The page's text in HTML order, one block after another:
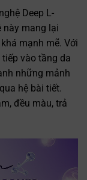
Deep L-
này mang lại
mạnh mẽ. Với
vào tầng da
những mảnh
hệ bài tiết.
đều màu, trả